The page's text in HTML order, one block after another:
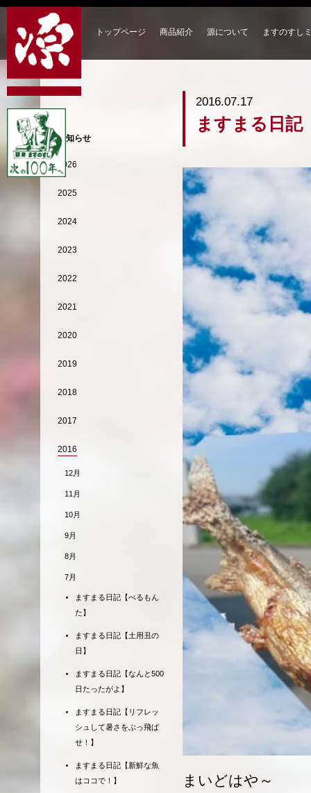
トップページ 商品紹介 源について ますのすし
2016.07.17
ますまる日記
まいどはや～
お知らせ
2026
2025
2024
2023
2022
2021
2020
2019
2018
2017
2016
12月
11月
10月
9月
8月
7月
ますまる日記【べるもん
た】
ますまる日記【土用丑の
日】
ますまる日記【なんと500
日たったがよ】
ますまる日記【リフレッ
シュして暑さをぶっ飛ば
せ！】
ますまる日記【新鮮な魚
はココで！】